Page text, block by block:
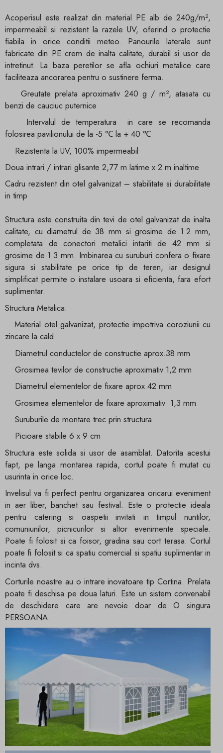
Acoperisul este realizat din material PE alb de 240g/m²,
impermeabil si rezistent la razele UV, oferind o protectie
fiabila in orice conditii meteo. Panourile laterale sunt
fabricate din PE crem de inalta calitate, durabil si usor de
intretinut. La baza peretilor se afla ochiuri metalice care
faciliteaza ancorarea pentru o sustinere ferma.
Greutate prelata aproximativ 240 g / m², atasata cu
benzi de cauciuc puternice
Intervalul de temperatura in care se recomanda
folosirea pavilionului de la -5 ℃ la + 40 ℃
Rezistenta la UV, 100% impermeabil
Doua intrari / intrari glisante 2,77 m latime x 2 m inaltime
Cadru rezistent din otel galvanizat – stabilitate si durabilitate
in timp
Structura este construita din tevi de otel galvanizat de inalta
calitate, cu diametrul de 38 mm si grosime de 1.2 mm,
completata de conectori metalici intariti de 42 mm si
grosime de 1.3 mm. Imbinarea cu suruburi confera o fixare
sigura si stabilitate pe orice tip de teren, iar designul
simplificat permite o instalare usoara si eficienta, fara efort
suplimentar.
Structura Metalica:
Material otel galvanizat, protectie impotriva coroziunii cu
zincare la cald
Diametrul conductelor de constructie aprox.38 mm
Grosimea tevilor de constructie aproximativ 1,2 mm
Diametrul elementelor de fixare aprox.42 mm
Grosimea elementelor de fixare aproximativ 1,3 mm
Suruburile de montare trec prin structura
Picioare stabile 6 x 9 cm
Structura este solida si usor de asamblat. Datorita acestui
fapt, pe langa montarea rapida, cortul poate fi mutat cu
usurinta in orice loc.
Invelisul va fi perfect pentru organizarea oricarui eveniment
in aer liber, banchet sau festival. Este o protectie ideala
pentru catering si oaspetii invitati in timpul nuntilor,
comuniunilor, picnicurilor si altor evenimente speciale.
Poate fi folosit si ca foisor, gradina sau cort terasa. Cortul
poate fi folosit si ca spatiu comercial si spatiu suplimentar in
incinta dvs.
Corturile noastre au o intrare inovatoare tip Cortina. Prelata
poate fi deschisa pe doua laturi. Este un sistem convenabil
de deschidere care are nevoie doar de O singura
PERSOANA.